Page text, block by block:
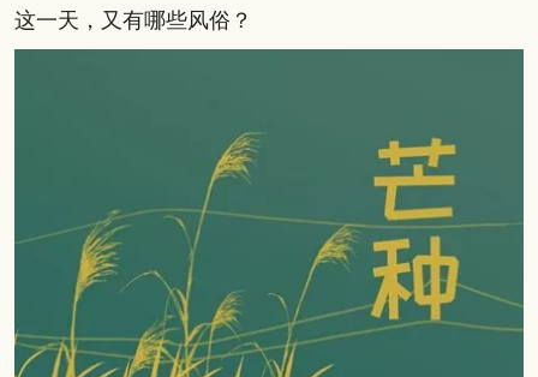
这一天，又有哪些风俗？